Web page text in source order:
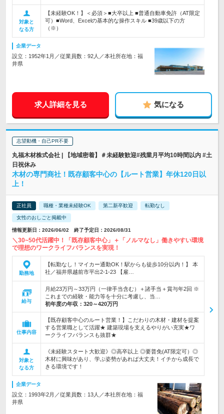
対象と
なる方
【未経験OK！】＜必須＞■大卒以上 ■普通自動車免許（AT限定
可）■Word、Excelの基本的な操作スキル ■39歳以下の方
（※）
企業データ
設立：1952年1月／従業員数：92人／本社所在地：福
井県
求人詳細を見る 気になる
志望動機・自己PR不要
丸福木材株式会社 | 【地域密着】＃未経験歓迎#残業月平均10時間以内 #土
日祝休み
木材の専門商社！既存顧客中心の【ルート営業】年休120日以
上！
正社員 職種・業種未経験OK 第二新卒歓迎 転勤なし
女性のおしごと掲載中
情報更新日：2026/06/02 終了予定日：2026/08/31
＼30~50代活躍中！「既存顧客中心」＋「ノルマなし」働きやすい環境
で理想のワークライフバランスを実現！
勤務地
【転勤なし！マイカー通勤OK！駅からも徒歩10分以内！】 本
社／福井県越前市平出2-1-23 【雇…
給与
月給23万円～33万円（一律手当含む）＋諸手当＋賞与年2回 ※
これまでの経験・能力等を十分に考慮し、当…
初年度の年収： 320～420万円
仕事内容
【既存顧客中心のルート営業！】こだわりの木材・建材を提案
する営業職として活躍★ 建築現場を支えるやりがい充実★ワ
ークライフバランスも抜群★
対象と
なる方
《未経験スタート大歓迎》◎高卒以上 ◎要普免(AT限定可）◎
木材に興味があり、学ぶ姿勢があれば大丈夫！イチから成長で
きる環境です！
企業データ
設立：1993年2月／従業員数：13人／本社所在地：福
井県